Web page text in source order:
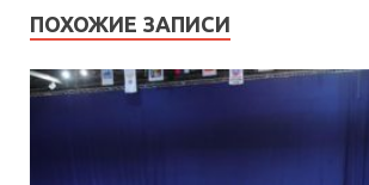
ПОХОЖИЕ ЗАПИСИ